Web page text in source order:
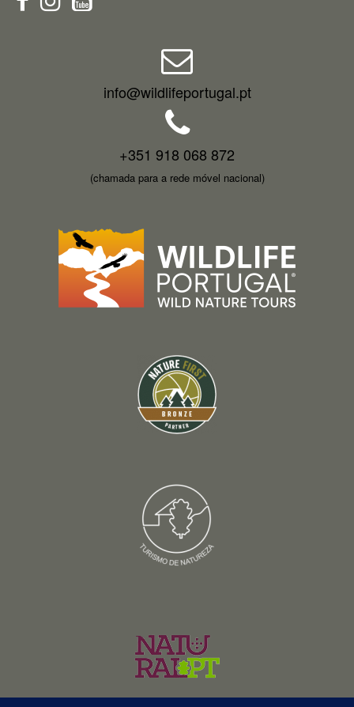
info@wildlifeportugal.pt
+351 918 068 872
(chamada para a rede móvel nacional)